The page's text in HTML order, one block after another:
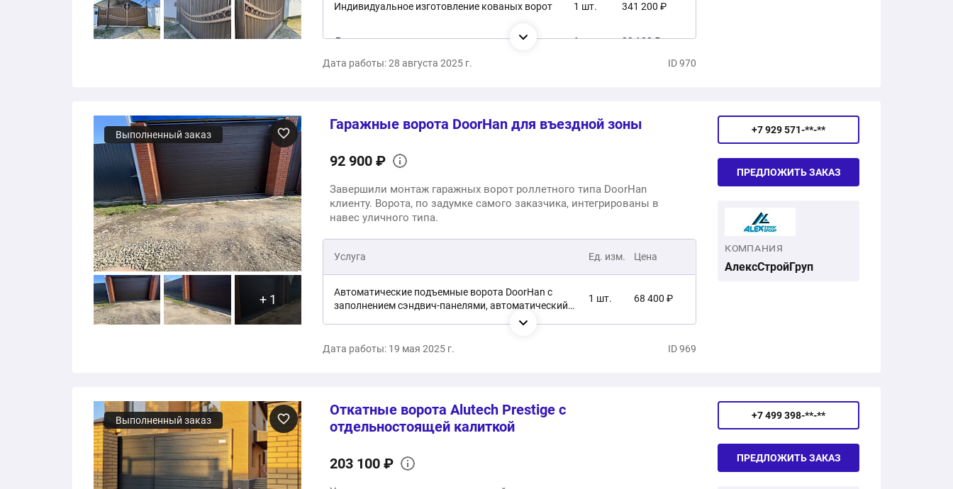
Индивидуальное изготовление кованых ворот 1 шт. 341 200 ₽
Доставка и установка под ключ 1 услуга 33 100 ₽
Дата работы: 28 августа 2025 г. ID 970
Выполненный заказ
+ 1
Гаражные ворота DoorHan для въездной зоны
92 900 ₽
Завершили монтаж гаражных ворот роллетного типа DoorHan
клиенту. Ворота, по задумке самого заказчика, интегрированы в
навес уличного типа.
Услуга Ед. изм. Цена
Автоматические подъемные ворота DoorHan с
заполнением сэндвич-панелями, автоматический
1 шт. 68 400 ₽
Дата работы: 19 мая 2025 г. ID 969
+7 929 571-**-**
ПРЕДЛОЖИТЬ ЗАКАЗ
КОМПАНИЯ
АлексСтройГруп
Выполненный заказ
Откатные ворота Alutech Prestige с
отдельностоящей калиткой
203 100 ₽
+7 499 398-**-**
ПРЕДЛОЖИТЬ ЗАКАЗ